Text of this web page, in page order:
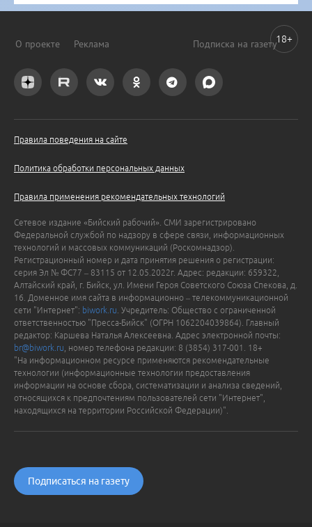
О проекте Реклама Подписка на газету
Правила поведения на сайте
Политика обработки персональных данных
Правила применения рекомендательных технологий
Сетевое издание «Бийский рабочий». СМИ зарегистрировано
Федеральной службой по надзору в сфере связи, информационных
технологий и массовых коммуникаций (Роскомнадзор).
Регистрационный номер и дата принятия решения о регистрации:
серия Эл № ФС77 – 83115 от 12.05.2022г. Адрес: редакции: 659322,
Алтайский край, г. Бийск, ул. Имени Героя Советского Союза Спекова, д.
16. Доменное имя сайта в информационно – телекоммуникационной
сети "Интернет": biwork.ru . Учредитель: Общество с ограниченной
ответственностью "Пресса-Бийск" (ОГРН 1062204039864). Главный
редактор: Каршева Наталья Алексеевна. Адрес электронной почты:
br@biwork.ru , номер телефона редакции: 8 (3854) 317-001. 18+
"На информационном ресурсе применяются рекомендательные
технологии (информационные технологии предоставления
информации на основе сбора, систематизации и анализа сведений,
относящихся к предпочтениям пользователей сети "Интернет",
находящихся на территории Российской Федерации)".
Подписаться на газету
18+